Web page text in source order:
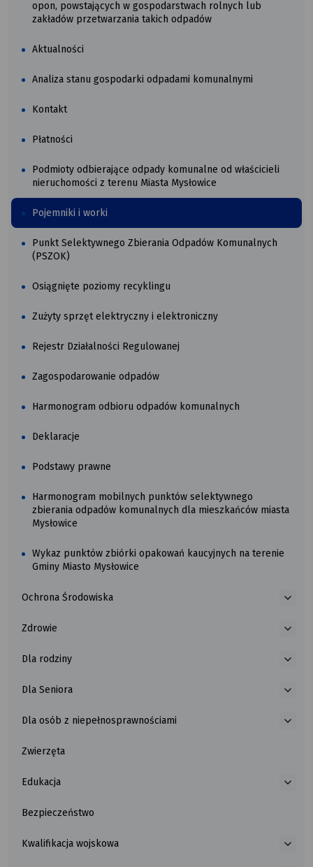
opon, powstających w gospodarstwach rolnych lub
zakładów przetwarzania takich odpadów
Aktualności
Analiza stanu gospodarki odpadami komunalnymi
Kontakt
Płatności
Podmioty odbierające odpady komunalne od właścicieli
nieruchomości z terenu Miasta Mysłowice
Pojemniki i worki
Punkt Selektywnego Zbierania Odpadów Komunalnych
(PSZOK)
Osiągnięte poziomy recyklingu
Zużyty sprzęt elektryczny i elektroniczny
Rejestr Działalności Regulowanej
Zagospodarowanie odpadów
Harmonogram odbioru odpadów komunalnych
Deklaracje
Podstawy prawne
Harmonogram mobilnych punktów selektywnego
zbierania odpadów komunalnych dla mieszkańców miasta
Mysłowice
Wykaz punktów zbiórki opakowań kaucyjnych na terenie
Gminy Miasto Mysłowice
Ochrona Środowiska
Zdrowie
Dla rodziny
Dla
Dla Seniora
Dla
Dla osób z niepełnosprawnościami
z
Zwierzęta
Edukacja
Bezpieczeństwo
Kwalifikacja wojskowa